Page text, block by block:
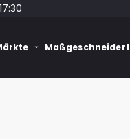
Maßgeschneidert